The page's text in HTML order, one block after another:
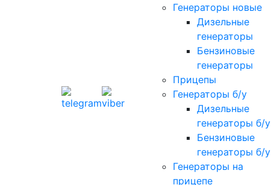
Генераторы новые
Дизельные
генераторы
Бензиновые
генераторы
Прицепы
Генераторы б/у
Дизельные
генераторы б/у
Бензиновые
генераторы б/у
Генераторы на
прицепе